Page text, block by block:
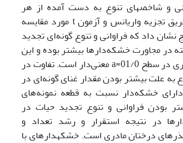
و شاخصهای تنوع به دست آمده از هر
جامعه آماری از طریق تجزیه واریانس و آزمون t مورد مقایسه
نشان داد که فراوانی و تنوع گونه‌ای تجدید
در مجاورت خشکه‌دارها بیشتر بوده و این
تفاوتها از لحاظ آماری در سطح 01/0=a معنی‌دار است. تفاوت در
علت بیشتر بودن مقدار غنای گونه‌ای در
خشکه‌دار نسبت به قطعه نمونه‌های
بودن فراوانی و تنوع تجدید حیات در
در نتیجه استقرار و رشد تعداد و
درختان مادری است. خشکه­دارهای با